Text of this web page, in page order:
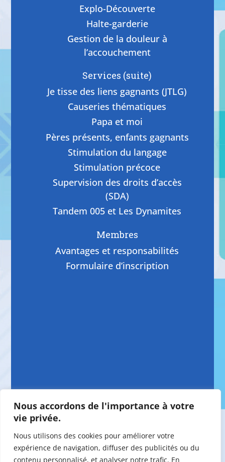
Nous accordons de l'importance à votre
vie privée.
Nous utilisons des cookies pour améliorer votre
expérience de navigation, diffuser des publicités ou du
contenu personnalisé, et analyser notre trafic. En
Explo-Découverte
Halte-garderie
Gestion de la douleur à
l’accouchement
Services (suite)
Je tisse des liens gagnants (JTLG)
Causeries thématiques
Papa et moi
Pères présents, enfants gagnants
Stimulation du langage
Stimulation précoce
Supervision des droits d’accès
(SDA)
Tandem 005 et Les Dynamites
Membres
Avantages et responsabilités
Formulaire d’inscription